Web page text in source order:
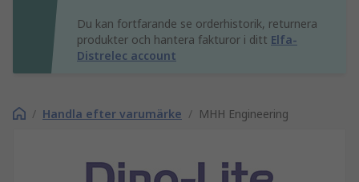
Du kan fortfarande se orderhistorik, returnera
produkter och hantera fakturor i ditt Elfa-
Distrelec account
/ Handla efter varumärke / MHH Engineering